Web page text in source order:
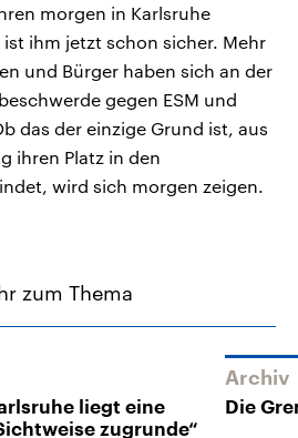
morgen in Karlsruhe
ist ihm jetzt schon sicher. Mehr
und Bürger haben sich an der
gegen ESM und
das der einzige Grund ist, aus
ihren Platz in den
wird sich morgen zeigen.
zum Thema
liegt eine
zugrunde“
Archiv
Die